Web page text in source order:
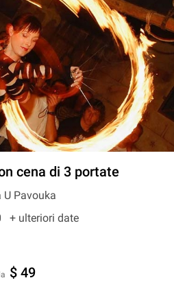
cena di 3 portate
U Pavouka
+ ulteriori date
$ 49